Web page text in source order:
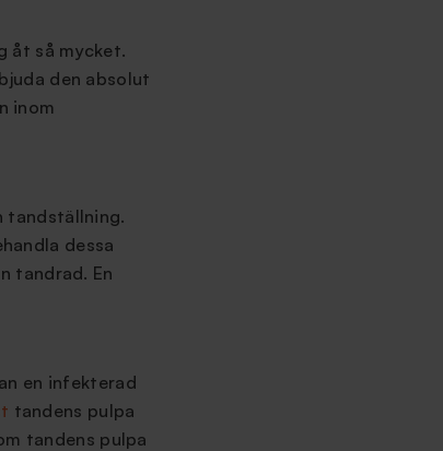
åt så mycket.
den absolut
inom
tandställning.
dessa
tandrad. En
en infekterad
tandens pulpa
tandens pulpa